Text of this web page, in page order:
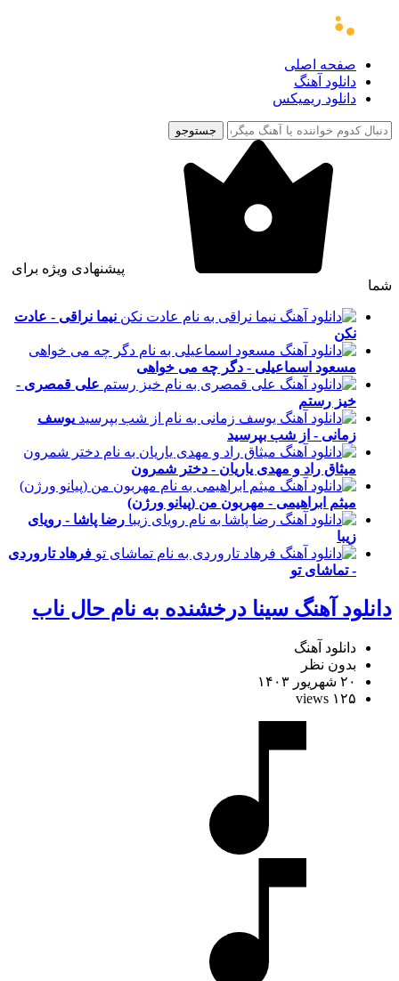
صفحه اصلی
دانلود آهنگ
دانلود ریمیکس
جستوجو
پیشنهادی ویژه برای
شما
نیما نراقی - عادت
نکن
مسعود اسماعیلی - دگر چه می خواهی
علی قمصری -
خیز رستم
یوسف
زمانی - از شب بپرسید
میثاق راد و مهدی یاریان - دختر شمرون
میثم ابراهیمی - مهربون من (پیانو ورژن)
رضا پاشا - رویای
زیبا
فرهاد تاروردی
- تماشای تو
دانلود آهنگ سینا درخشنده به نام حال ناب
دانلود آهنگ
بدون نظر
۲۰ شهریور ۱۴۰۳
۱۲۵ views